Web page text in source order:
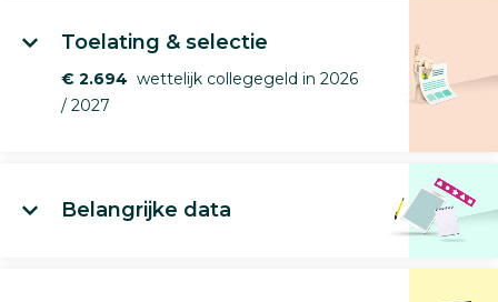
Toelating & selectie
€ 2.694 wettelijk collegegeld in 2026
/ 2027
Belangrijke data